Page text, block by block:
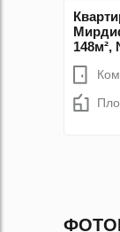
148м²,